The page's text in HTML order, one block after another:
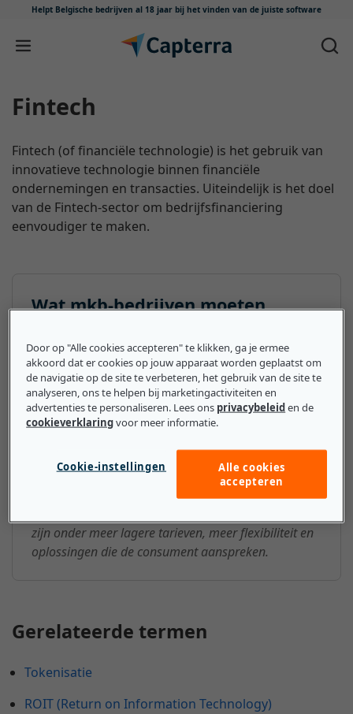
Helpt Belgische bedrijven al 18 jaar bij het vinden van de juiste software
Meteen naar content
Fintech
Fintech (of financiële technologie) is het gebruik van
innovatieve technologie binnen financiële
ondernemingen en transacties. Uiteindelijk is het doel
van de Fintech-sector om bedrijfsfinanciering
eenvoudiger te maken.
Wat mkb-bedrijven moeten
Fintech heeft alles te maken met het vervangen van
traditionele vormen van bankieren. Dat betekent
dingen anders doen via digitale apps, nieuwe
manieren om geld over te maken en unieke
-technologieën toepassen, helpen hun
bankmethoden toekomstbestendig te maken. Meer
dan de helft van de mkb-bedrijven gebruikt al een
zijn onder meer lagere tarieven, meer flexibiliteit en
oplossingen die de consument aanspreken.
Gerelateerde termen
Tokenisatie
ROIT (Return on Information Technology)
Door op "Alle cookies accepteren" te klikken, ga je ermee
akkoord dat er cookies op jouw apparaat worden geplaatst om
de navigatie op de site te verbeteren, het gebruik van de site te
analyseren, ons te helpen bij marketingactiviteiten en
advertenties te personaliseren. Lees ons privacybeleiden de
cookieverklaringvoor meer informatie.
Cookie-instellingen
Alle cookies
accepteren